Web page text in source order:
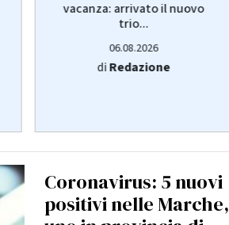
vacanza: arrivato il nuovo
trio...
06.08.2026
diRedazione
Coronavirus: 5 nuovi
positivi nelle Marche,